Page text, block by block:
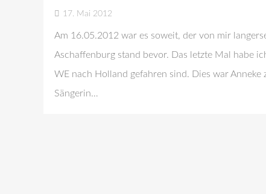
17. Mai 2012
Am 16.05.2012 war es soweit, der von mir
Aschaffenburg stand bevor. Das letzte Mal habe
WE nach Holland gefahren sind. Dies war Anneke
Sängerin…